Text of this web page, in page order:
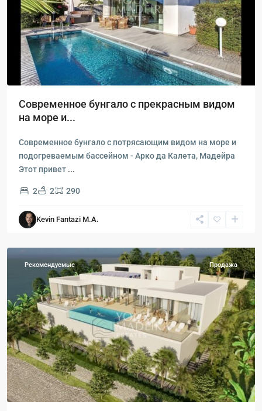
Современное бунгало с прекрасным видом
на море и...
Современное бунгало с потрясающим видом на море и
подогреваемым бассейном - Арко да Калета, Мадейра
Этот привет ...
2 2 290
Kevin Fantazi M.A.
Кальета
Эстрела-
да-
Рекомендуемые Продажа